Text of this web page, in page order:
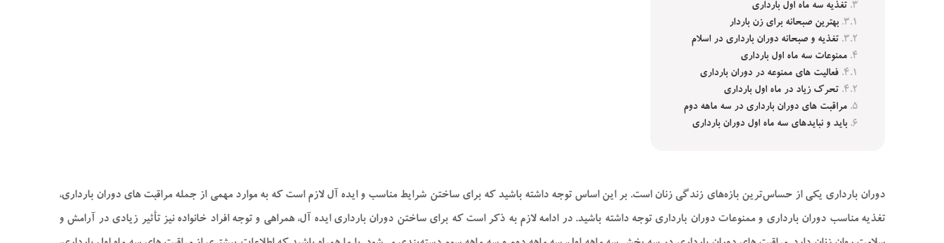
تغذیه سه ماه اول بارداری
بهترین صبحانه برای زن باردار
تغذیه و صبحانه دوران بارداری در اسلام
ممنوعات سه ماه اول بارداری
فعالیت های ممنوعه در دوران بارداری
تحرک زیاد در ماه اول بارداری
مراقبت‌ های دوران بارداری در سه ماهه دوم
باید و نبایدهای سه ماه اول دوران بارداری
دوران بارداری یکی از حساس‌ترین بازه‌های زندگی زنان است. بر این اساس توجه داشته باشید که برای ساختن شرایط مناسب و ایده آل لازم است که به موارد مهمی از جملهمراقبت های دوران بارداری،
تغذیه مناسب دوران بارداری وممنوعات دوران بارداری توجه داشته باشید. در ادامه لازم به ذکر است که برای ساختن دوران بارداری ایده آل، همراهی و توجه افراد خانواده نیز تأثیر زیادی در آرامش و